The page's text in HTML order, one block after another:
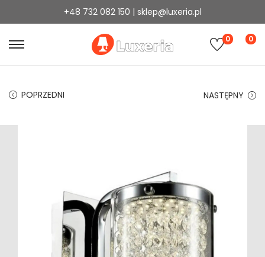
+48 732 082 150 | sklep@luxeria.pl
0 0
POPRZEDNI NASTĘPNY